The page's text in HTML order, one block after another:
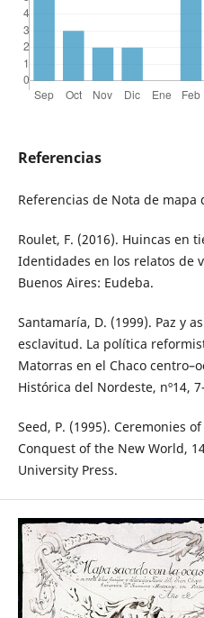
Referencias
Referencias de Nota de mapa
Roulet, F. (2016). Huincas en
Identidades en los relatos de
Buenos Aires: Eudeba.
Santamaría, D. (1999). Paz y
esclavitud. La política
Matorras en el Chaco
Histórica del Nordeste, nº14,
Seed, P. (1995). Ceremonies
Conquest of the New World,
University Press.